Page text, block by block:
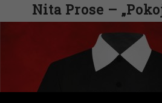
Nita Prose –